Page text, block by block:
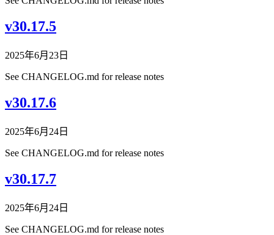
v30.17.5
2025年6月23日
See CHANGELOG.md for release notes
v30.17.6
2025年6月24日
See CHANGELOG.md for release notes
v30.17.7
2025年6月24日
See CHANGELOG.md for release notes